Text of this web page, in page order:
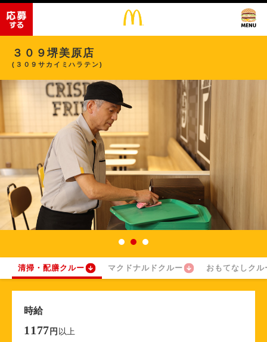
３０９堺美原店
(３０９サカイミハラテン)
清掃・配膳クルー マクドナルドクルー おもてなしクル
時給
1177 円 以上